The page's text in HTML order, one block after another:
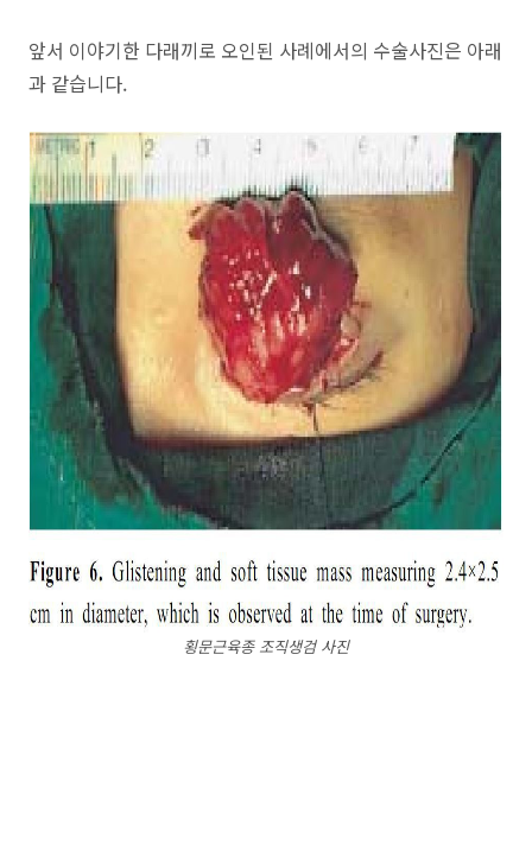
앞서 이야기한 다래끼로 오인된 사례에서의 수술사진은 아래
과 같습니다.
횡문근육종 조직생검 사진